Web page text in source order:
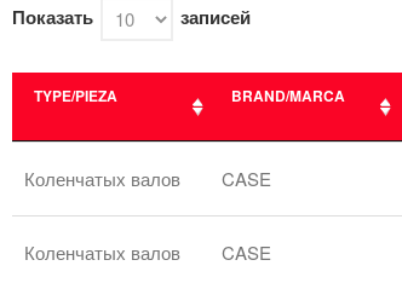
Показать записей
TYPE/PIEZA BRAND/MARCA
Коленчатых валов CASE
Коленчатых валов CASE